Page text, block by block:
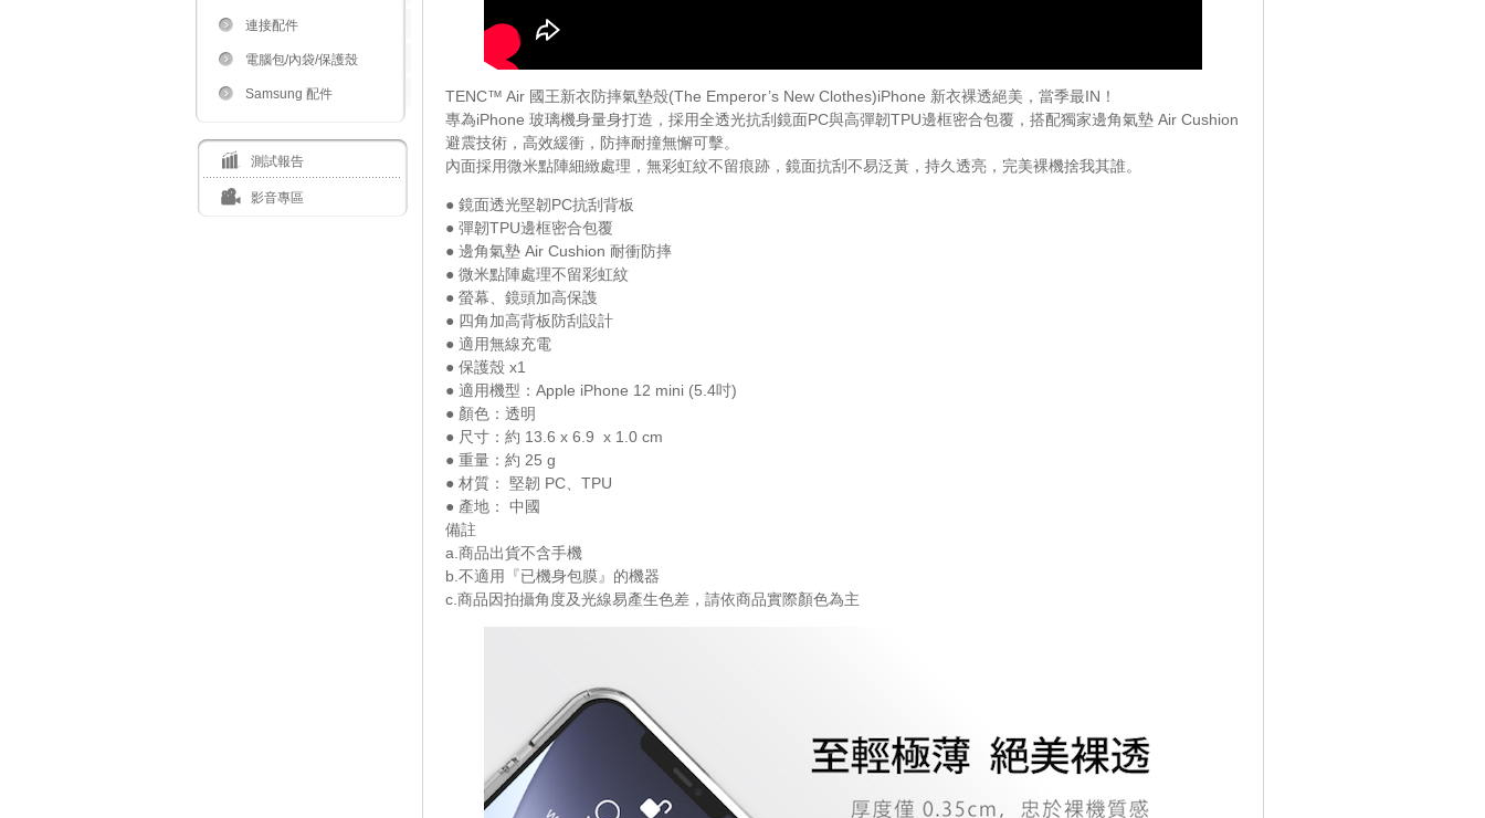
連接配件
電腦包/內袋/保護殼
Samsung 配件
測試報告
影音專區
TENC™ Air 國王新衣防摔氣墊殼(The Emperor’s New Clothes)iPhone 新衣裸透絕美，當季最IN！
專為iPhone 玻璃機身量身打造，採用全透光抗刮鏡面PC與高彈韌TPU邊框密合包覆，搭配獨家邊角氣墊 Air Cushion
避震技術，高效緩衝，防摔耐撞無懈可擊。
內面採用微米點陣細緻處理，無彩虹紋不留痕跡，鏡面抗刮不易泛黃，持久透亮，完美裸機捨我其誰。
● 鏡面透光堅韌PC抗刮背板
● 彈韌TPU邊框密合包覆
● 邊角氣墊 Air Cushion 耐衝防摔
● 微米點陣處理不留彩虹紋
● 螢幕、鏡頭加高保謢
● 四角加高背板防刮設計
● 適用無線充電
● 保護殼 x1
● 適用機型：Apple iPhone 12 mini (5.4吋)
● 顏色：透明
● 尺寸：約 13.6 x 6.9 x 1.0 cm
● 重量：約 25 g
● 材質： 堅韌 PC、TPU
● 產地： 中國
備註
a.商品出貨不含手機
b.不適用『已機身包膜』的機器
c.商品因拍攝角度及光線易產生色差，請依商品實際顏色為主